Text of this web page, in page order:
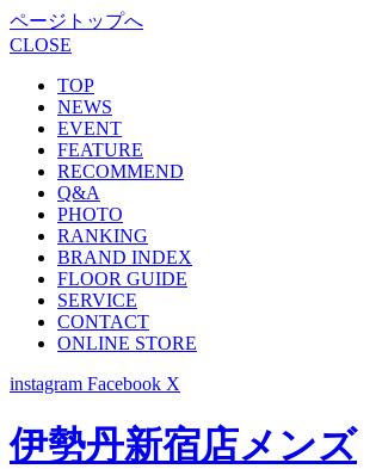
ページトップへ
CLOSE
TOP
NEWS
EVENT
FEATURE
RECOMMEND
Q&A
PHOTO
RANKING
BRAND INDEX
FLOOR GUIDE
SERVICE
CONTACT
ONLINE STORE
instagram Facebook X
伊勢丹新宿店メンズ